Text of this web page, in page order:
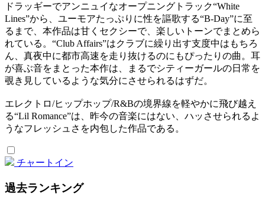
ドラッギーでアンニュイなオープニングトラック“White
Lines”から、ユーモアたっぷりに性を謳歌する“B-Day”に至
るまで、本作品は甘くセクシーで、楽しいトーンでまとめら
れている。“Club Affairs”はクラブに繰り出す支度中はもちろ
ん、真夜中に都市高速を走り抜けるのにもぴったりの曲。耳
が喜ぶ音をまとった本作は、まるでシティーガールの日常を
覗き見しているような気分にさせられるはずだ。
エレクトロ/ヒップホップ/R&Bの境界線を軽やかに飛び越え
る“Lil Romance”は、昨今の音楽にはない、ハッさせられるよ
うなフレッシュさを内包した作品である。
チャートイン
過去ランキング